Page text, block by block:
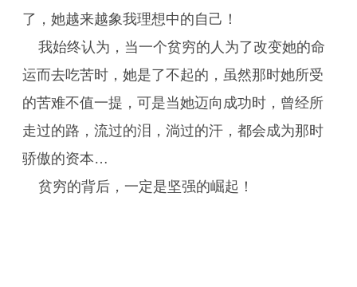
了，她越来越象我理想中的自己！
我始终认为，当一个贫穷的人为了改变她的命
运而去吃苦时，她是了不起的，虽然那时她所受
的苦难不值一提，可是当她迈向成功时，曾经所
走过的路，流过的泪，淌过的汗，都会成为那时
骄傲的资本…
贫穷的背后，一定是坚强的崛起！